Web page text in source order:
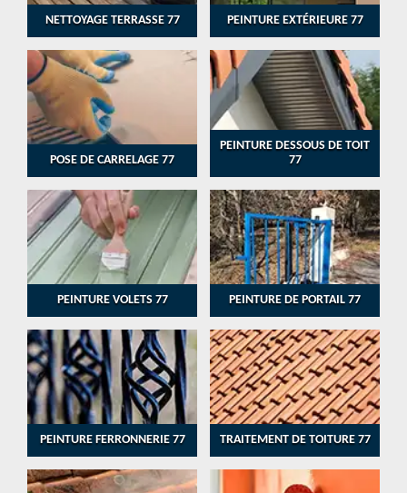
NETTOYAGE TERRASSE 77 PEINTURE EXTÉRIEURE 77
POSE DE CARRELAGE 77
PEINTURE DESSOUS DE TOIT
77
PEINTURE VOLETS 77 PEINTURE DE PORTAIL 77
PEINTURE FERRONNERIE 77 TRAITEMENT DE TOITURE 77